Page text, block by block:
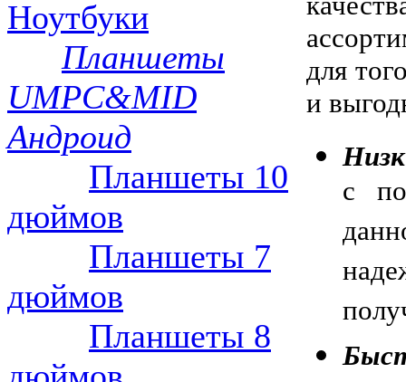
Ноутбуки
Планшеты
UMPC&MID
Андроид
Планшеты 10
дюймов
Планшеты 7
дюймов
Планшеты 8
для
и
с